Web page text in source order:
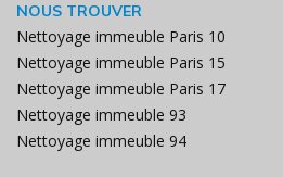
NOUS TROUVER
Nettoyage immeuble Paris 10
Nettoyage immeuble Paris 15
Nettoyage immeuble Paris 17
Nettoyage immeuble 93
Nettoyage immeuble 94